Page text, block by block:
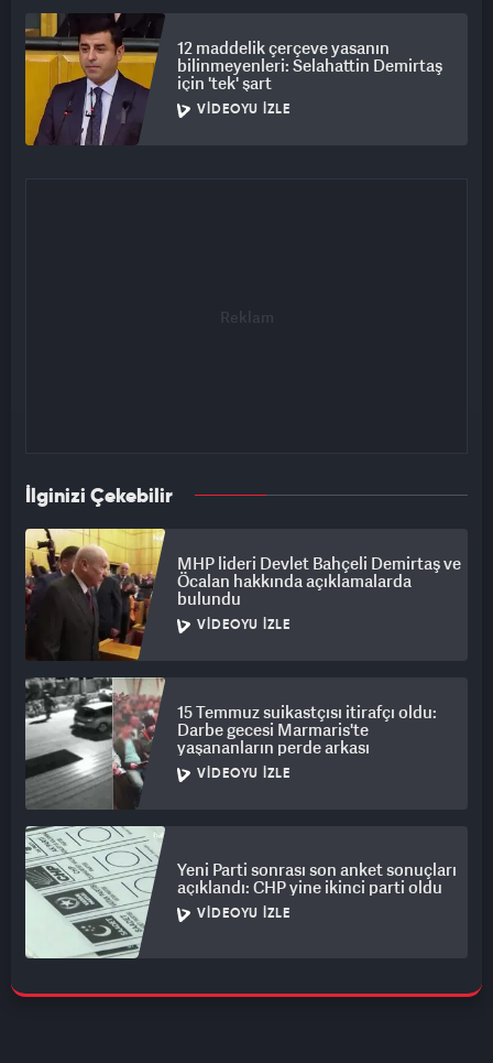
12 maddelik çerçeve yasanın
bilinmeyenleri: Selahattin Demirtaş
için 'tek' şart
VIDEOYU İZLE
İlginizi Çekebilir
MHP lideri Devlet Bahçeli Demirtaş ve
Öcalan hakkında açıklamalarda
bulundu
VIDEOYU İZLE
15 Temmuz suikastçısı itirafçı oldu:
Darbe gecesi Marmaris'te
yaşananların perde arkası
VIDEOYU İZLE
Yeni Parti sonrası son anket sonuçları
açıklandı: CHP yine ikinci parti oldu
VIDEOYU İZLE